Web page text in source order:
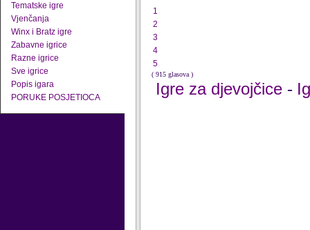
Tematske igre
Vjenčanja
Winx i Bratz igre
Zabavne igrice
Razne igrice
Sve igrice
Popis igara
PORUKE POSJETIOCA
1
2
3
4
5
( 915 glasova )
Igre za djevojčice -